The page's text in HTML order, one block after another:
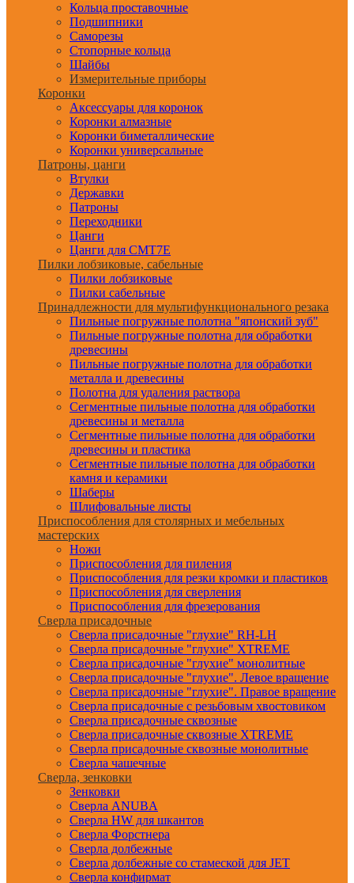
Кольца проставочные
Подшипники
Саморезы
Стопорные кольца
Шайбы
Измерительные приборы
Коронки
Аксессуары для коронок
Коронки алмазные
Коронки биметаллические
Коронки универсальные
Патроны, цанги
Втулки
Державки
Патроны
Переходники
Цанги
Цанги для CMT7E
Пилки лобзиковые, сабельные
Пилки лобзиковые
Пилки сабельные
Принадлежности для мультифункционального резака
Пильные погружные полотна "японский зуб"
Пильные погружные полотна для обработки
древесины
Пильные погружные полотна для обработки
металла и древесины
Полотна для удаления раствора
Сегментные пильные полотна для обработки
древесины и металла
Сегментные пильные полотна для обработки
древесины и пластика
Сегментные пильные полотна для обработки
камня и керамики
Шаберы
Шлифовальные листы
Приспособления для столярных и мебельных
мастерских
Ножи
Приспособления для пиления
Приспособления для резки кромки и пластиков
Приспособления для сверления
Приспособления для фрезерования
Сверла присадочные
Сверла присадочные "глухие" RH-LH
Сверла присадочные "глухие" XTREME
Сверла присадочные "глухие" монолитные
Сверла присадочные "глухие". Левое вращение
Сверла присадочные "глухие". Правое вращение
Сверла присадочные с резьбовым хвостовиком
Сверла присадочные сквозные
Сверла присадочные сквозные XTREME
Сверла присадочные сквозные монолитные
Сверла чашечные
Сверла, зенковки
Зенковки
Сверла ANUBA
Сверла HW для шкантов
Сверла Форстнера
Сверла долбежные
Сверла долбежные со стамеской для JET
Сверла конфирмат